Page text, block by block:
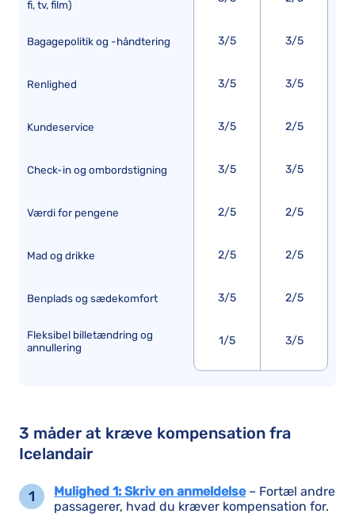
fi, tv, film)
Bagagepolitik og -håndtering
Renlighed
Kundeservice
Check-in og ombordstigning
Værdi for pengene
Mad og drikke
Benplads og sædekomfort
Fleksibel billetændring og
annullering
3/5
3/5
3/5
3/5
2/5
2/5
3/5
1/5
3/5
3/5
2/5
3/5
2/5
2/5
2/5
3/5
3 måder at kræve kompensation fra
Icelandair
Mulighed 1: Skriv en anmeldelse– Fortæl andre
passagerer, hvad du kræver kompensation for.